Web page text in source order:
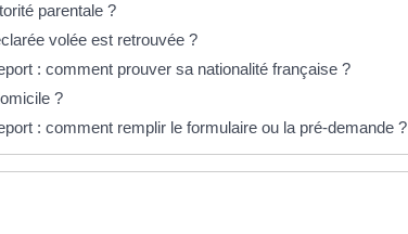
parentale ?
volée est retrouvée ?
: comment prouver sa nationalité française ?
?
: comment remplir le formulaire ou la pré-demande ?